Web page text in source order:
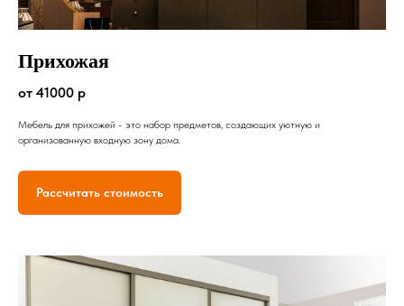
Прихожая
от 41000 р
Мебель для прихожей - это набор предметов, создающих уютную и
организованную входную зону дома.
Рассчитать стоимость